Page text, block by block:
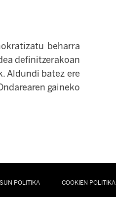
beharra
definitzerakoan
Aldundi batez ere
gaineko
POLITIKA COOKIEN POLITIKA